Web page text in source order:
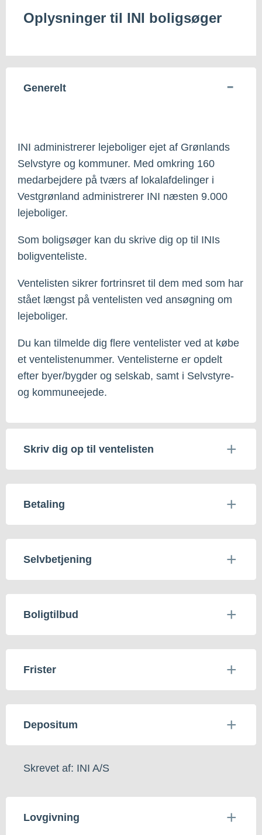
Oplysninger til INI boligsøger
Generelt
INI administrerer lejeboliger ejet af Grønlands
Selvstyre og kommuner. Med omkring 160
medarbejdere på tværs af lokalafdelinger i
Vestgrønland administrerer INI næsten 9.000
lejeboliger.
Som boligsøger kan du skrive dig op til INIs
boligventeliste.
Ventelisten sikrer fortrinsret til dem med som har
stået længst på ventelisten ved ansøgning om
lejeboliger.
Du kan tilmelde dig flere ventelister ved at købe
et ventelistenummer. Ventelisterne er opdelt
efter byer/bygder og selskab, samt i Selvstyre-
og kommuneejede.
Skriv dig op til ventelisten
Betaling
Selvbetjening
Boligtilbud
Frister
Depositum
Skrevet af: INI A/S
Lovgivning